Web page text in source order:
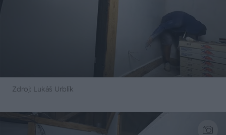
Zdroj: Lukáš Urblík